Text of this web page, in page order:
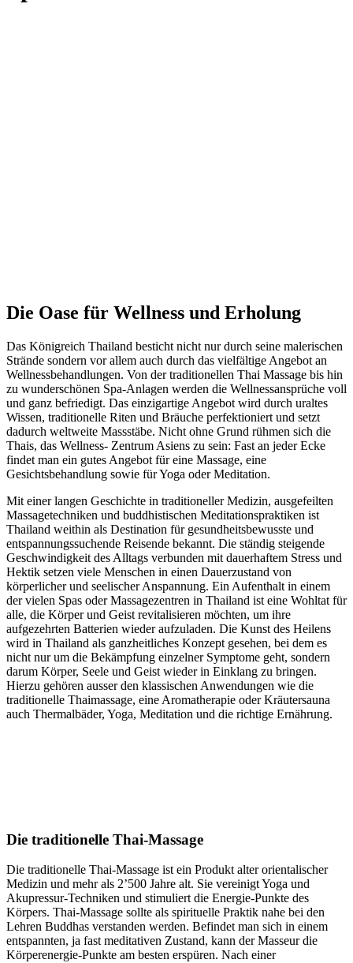
Die Oase für Wellness und Erholung
Das Königreich Thailand besticht nicht nur durch seine malerischen
Strände sondern vor allem auch durch das vielfältige Angebot an
Wellnessbehandlungen. Von der traditionellen Thai Massage bis hin
zu wunderschönen Spa-Anlagen werden die Wellnessansprüche voll
und ganz befriedigt. Das einzigartige Angebot wird durch uraltes
Wissen, traditionelle Riten und Bräuche perfektioniert und setzt
dadurch weltweite Massstäbe. Nicht ohne Grund rühmen sich die
Thais, das Wellness- Zentrum Asiens zu sein: Fast an jeder Ecke
findet man ein gutes Angebot für eine Massage, eine
Gesichtsbehandlung sowie für Yoga oder Meditation.
Mit einer langen Geschichte in traditioneller Medizin, ausgefeilten
Massagetechniken und buddhistischen Meditationspraktiken ist
Thailand weithin als Destination für gesundheitsbewusste und
entspannungssuchende Reisende bekannt. Die ständig steigende
Geschwindigkeit des Alltags verbunden mit dauerhaftem Stress und
Hektik setzen viele Menschen in einen Dauerzustand von
körperlicher und seelischer Anspannung. Ein Aufenthalt in einem
der vielen Spas oder Massagezentren in Thailand ist eine Wohltat für
alle, die Körper und Geist revitalisieren möchten, um ihre
aufgezehrten Batterien wieder aufzuladen. Die Kunst des Heilens
wird in Thailand als ganzheitliches Konzept gesehen, bei dem es
nicht nur um die Bekämpfung einzelner Symptome geht, sondern
darum Körper, Seele und Geist wieder in Einklang zu bringen.
Hierzu gehören ausser den klassischen Anwendungen wie die
traditionelle Thaimassage, eine Aromatherapie oder Kräutersauna
auch Thermalbäder, Yoga, Meditation und die richtige Ernährung.
Die traditionelle Thai-Massage
Die traditionelle Thai-Massage ist ein Produkt alter orientalischer
Medizin und mehr als 2’500 Jahre alt. Sie vereinigt Yoga und
Akupressur-Techniken und stimuliert die Energie-Punkte des
Körpers. Thai-Massage sollte als spirituelle Praktik nahe bei den
Lehren Buddhas verstanden werden. Befindet man sich in einem
entspannten, ja fast meditativen Zustand, kann der Masseur die
Körperenergie-Punkte am besten erspüren. Nach einer